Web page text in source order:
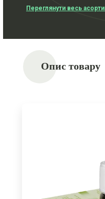
Переглянути весь
Опис товару